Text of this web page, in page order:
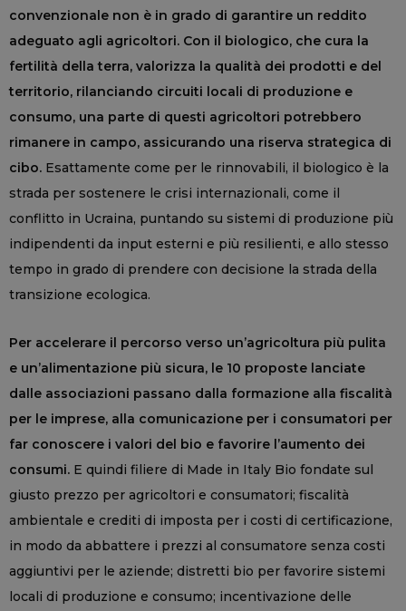
convenzionale non è in grado di garantire un reddito
adeguato agli agricoltori. Con il biologico, che cura la
fertilità della terra, valorizza la qualità dei prodotti e del
territorio, rilanciando circuiti locali di produzione e
consumo, una parte di questi agricoltori potrebbero
rimanere in campo, assicurando una riserva strategica di
cibo. Esattamente come per le rinnovabili, il biologico è la
strada per sostenere le crisi internazionali, come il
conflitto in Ucraina, puntando su sistemi di produzione più
indipendenti da input esterni e più resilienti, e allo stesso
tempo in grado di prendere con decisione la strada della
transizione ecologica.
Per accelerare il percorso verso un’agricoltura più pulita
e un’alimentazione più sicura, le 10 proposte lanciate
dalle associazioni passano dalla formazione alla fiscalità
per le imprese, alla comunicazione per i consumatori per
far conoscere i valori del bio e favorire l’aumento dei
consumi. E quindi filiere di Made in Italy Bio fondate sul
giusto prezzo per agricoltori e consumatori; fiscalità
ambientale e crediti di imposta per i costi di certificazione,
in modo da abbattere i prezzi al consumatore senza costi
aggiuntivi per le aziende; distretti bio per favorire sistemi
locali di produzione e consumo; incentivazione delle